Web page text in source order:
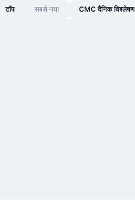
टॉप सबसे नया CMC दैनिक विश्लेषण